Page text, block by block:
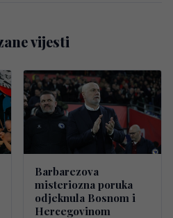
vijesti
Barbarezova
misteriozna poruka
odjeknula Bosnom i
Hercegovinom